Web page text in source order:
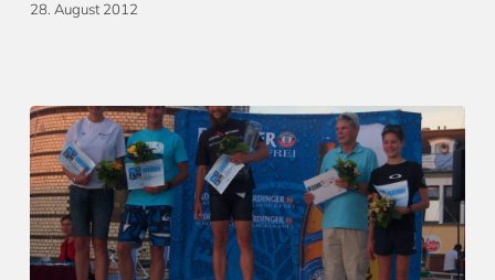
28. August 2012